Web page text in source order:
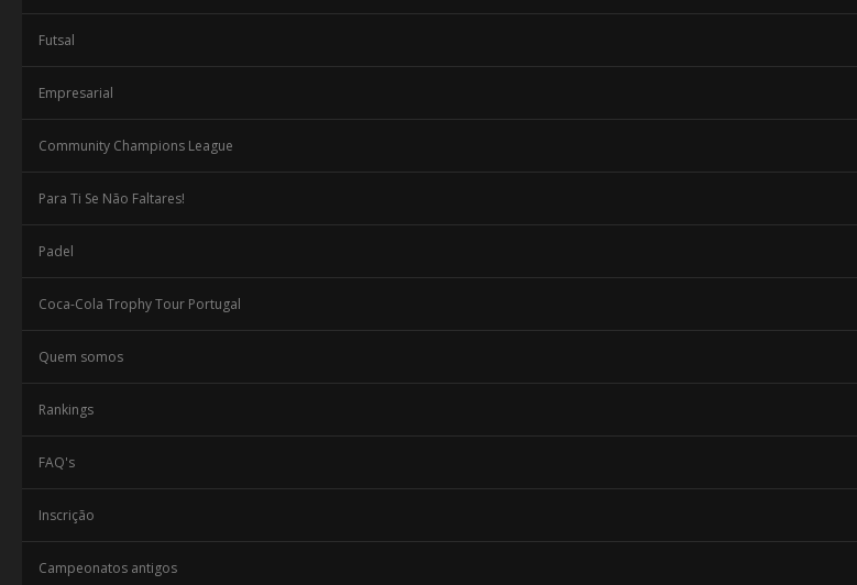
Futsal
Empresarial
Community Champions League
Para Ti Se Não Faltares!
Padel
Coca-Cola Trophy Tour Portugal
Quem somos
Rankings
FAQ's
Inscrição
Campeonatos antigos